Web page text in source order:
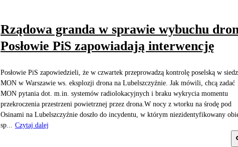
Rządowa granda w sprawie wybuchu
Posłowie PiS zapowiadają interwencję
Posłowie PiS zapowiedzieli, że w czwartek przeprowadzą kontrolę poselską w
MON w Warszawie ws. eksplozji drona na Lubelszczyźnie. Jak mówili, chcą zadać
MON pytania dot. m.in. systemów radiolokacyjnych i braku wykrycia momentu
przekroczenia przestrzeni powietrznej przez drona.W nocy z wtorku na środę pod
Osinami na Lubelszczyźnie doszło do incydentu, w którym niezidentyfikowany
sp...
Czytaj dalej